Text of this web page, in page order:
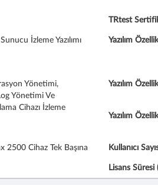
TRtest
İzleme Yazılımı Yazılım
Yönetimi,
Yönetimi Ve
Cihazı İzleme
Yazılım
Yazılım
2500 Cihaz Tek Başına
Kullanıcı
Lisans Süresi